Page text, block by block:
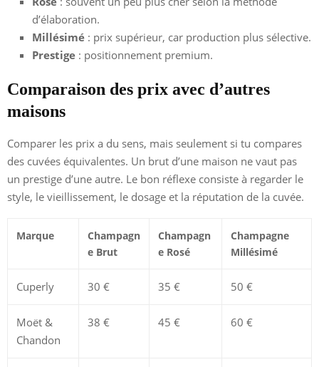
d’élaboration.
Millésimé : prix supérieur, car production plus sélective.
Prestige : positionnement premium.
Comparaison des prix avec d’autres
maisons
Comparer les prix a du sens, mais seulement si tu compares
des cuvées équivalentes. Un brut d’une maison ne vaut pas
un prestige d’une autre. Le bon réflexe consiste à regarder le
style, le vieillissement, le dosage et la réputation de la cuvée.
Marque
Champagn
e Brut
Champagn
e Rosé
Champagne
Millésimé
Cuperly 30 € 35 € 50 €
Moët &
Chandon
38 € 45 € 60 €